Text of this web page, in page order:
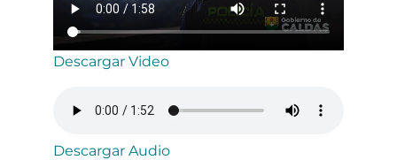
Descargar Video
Descargar Audio